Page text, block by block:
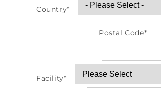
Country*
Postal Code*
Facility*